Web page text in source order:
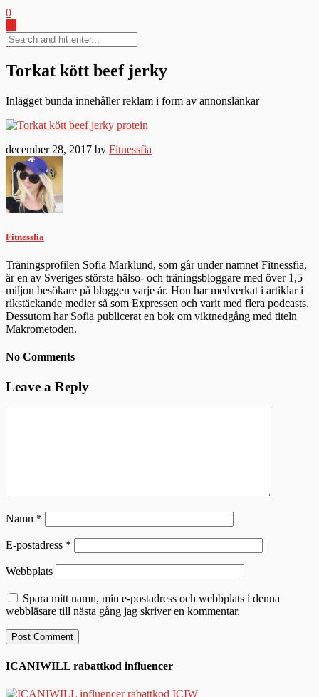
0
Torkat kött beef jerky
Inlägget bunda innehåller reklam i form av annonslänkar
december 28, 2017 by Fitnessfia
Fitnessfia
Träningsprofilen Sofia Marklund, som går under namnet Fitnessfia,
är en av Sveriges största hälso- och träningsbloggare med över 1,5
miljon besökare på bloggen varje år. Hon har medverkat i artiklar i
rikstäckande medier så som Expressen och varit med flera podcasts.
Dessutom har Sofia publicerat en bok om viktnedgång med titeln
Makrometoden.
No Comments
Leave a Reply
Namn *
E-postadress *
Webbplats
Spara mitt namn, min e-postadress och webbplats i denna
webbläsare till nästa gång jag skriver en kommentar.
ICANIWILL rabattkod influencer